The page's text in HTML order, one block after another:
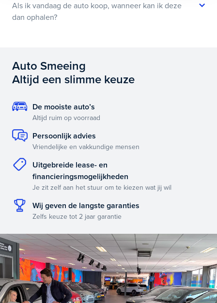
Als ik vandaag de auto koop, wanneer kan ik deze
dan ophalen?
Auto Smeeing
Altijd een slimme keuze
De mooiste auto’s
Altijd ruim op voorraad
Persoonlijk advies
Vriendelijke en vakkundige mensen
Uitgebreide lease- en
financieringsmogelijkheden
Je zit zelf aan het stuur om te kiezen wat jij wil
Wij geven de langste garanties
Zelfs keuze tot 2 jaar garantie